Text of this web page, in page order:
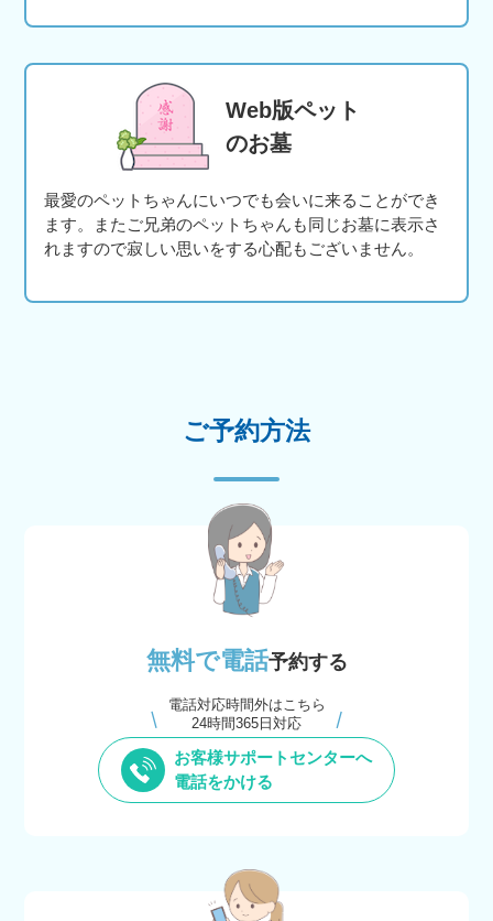
Web版ペット
のお墓
最愛のペットちゃんにいつでも会いに来ることができ
ます。またご兄弟のペットちゃんも同じお墓に表示さ
れますので寂しい思いをする心配もございません。
ご予約方法
無料で電話予約する
電話対応時間外はこちら
24時間365日対応
お客様サポートセンターへ
電話をかける